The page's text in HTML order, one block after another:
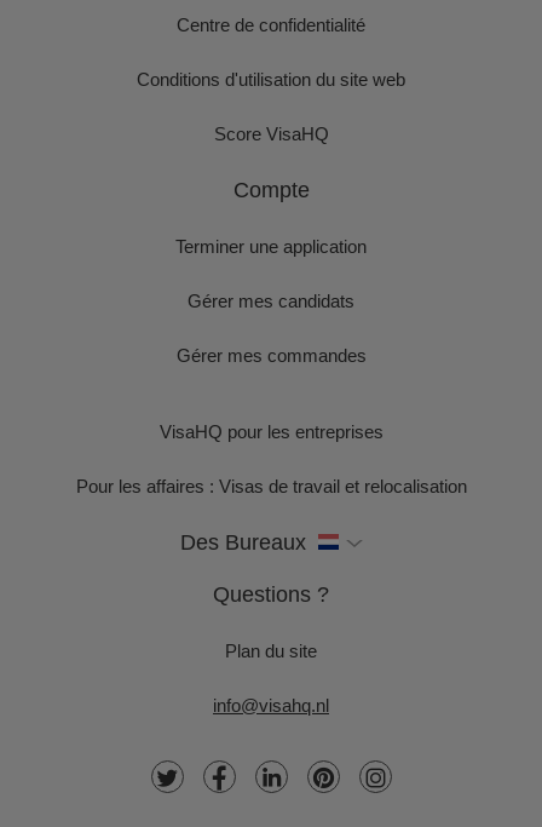
Centre de confidentialité
Conditions d'utilisation du site web
Score VisaHQ
Compte
Terminer une application
Gérer mes candidats
Gérer mes commandes
VisaHQ pour les entreprises
Pour les affaires : Visas de travail et relocalisation
Des Bureaux
Questions ?
Plan du site
info@visahq.nl